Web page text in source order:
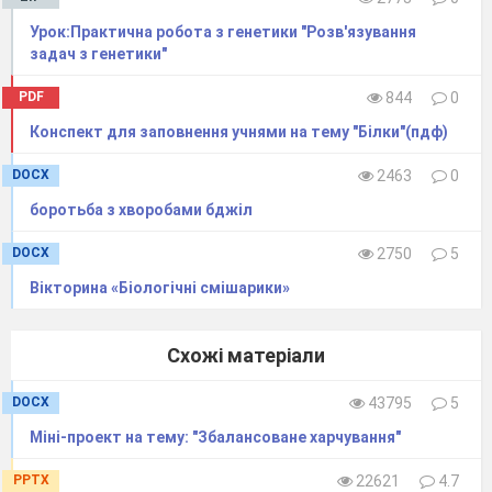
водоростей різноманітні: від мікроскопічних
до гігантських. Найбільші за розмірами
морські бурі водорості. Наприклад, слань
водорості макроцистис сягає 30-
.Слайд 3.
Основною структурною одиницею
найрізноманітнішу
форму: грушоподібну,
кулеподібну, веретеноподібну, циліндричну
тощо, як Ви бачили на 2 слайді. Розміри
Урок:Практична робота з генетики "Розв'язування
задач з генетики"
PDF 844
0
Конспект для заповнення учнями на тему "Білки"(пдф)
DOCX 2463
0
боротьба з хворобами бджіл
DOCX 2750
5
Вікторина «Біологічні смішарики»
Схожі матеріали
DOCX 43795
5
Міні-проект на тему: "Збалансоване харчування"
PPTX 22621
4.7